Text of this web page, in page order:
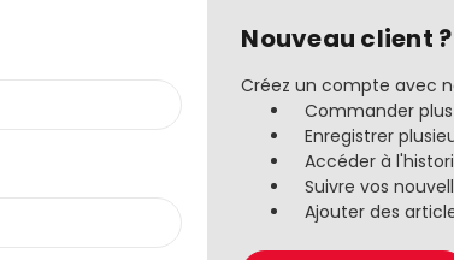
Nouveau client ?
Créez un compte avec
Commander
Enregistrer
Accéder à
Suivre vos
Ajouter des